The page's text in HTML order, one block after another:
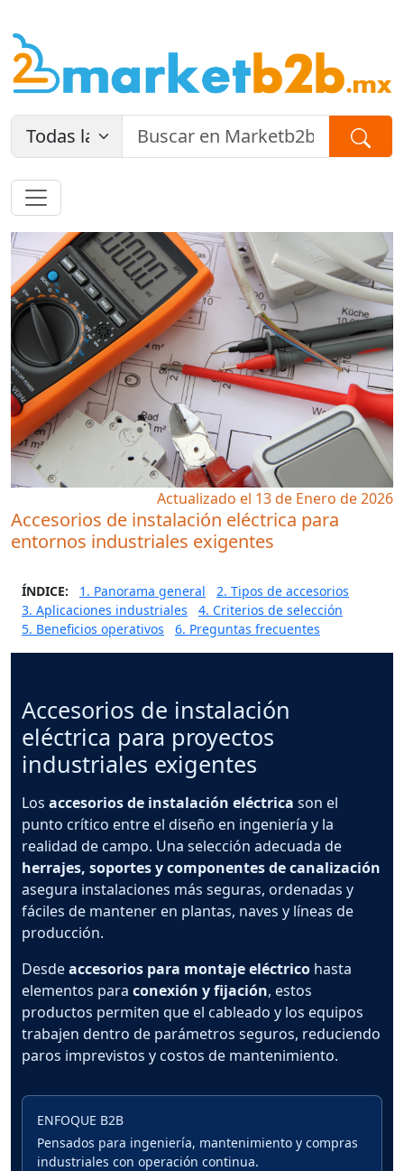
Actualizado el 13 de Enero de 2026
Accesorios de instalación eléctrica para
entornos industriales exigentes
ÍNDICE: 1. Panorama general
2. Tipos de accesorios
3. Aplicaciones industriales
4. Criterios de selección
5. Beneficios operativos
6. Preguntas frecuentes
Accesorios de instalación
eléctrica para proyectos
industriales exigentes
Los accesorios de instalación eléctrica son el
punto crítico entre el diseño en ingeniería y la
realidad de campo. Una selección adecuada de
herrajes, soportes y componentes de canalización
asegura instalaciones más seguras, ordenadas y
fáciles de mantener en plantas, naves y líneas de
producción.
Desdeaccesorios para montaje eléctrico hasta
elementos para conexión y fijación, estos
productos permiten que el cableado y los equipos
trabajen dentro de parámetros seguros, reduciendo
paros imprevistos y costos de mantenimiento.
ENFOQUE B2B
Pensados para ingeniería, mantenimiento y compras
industriales con operación continua.